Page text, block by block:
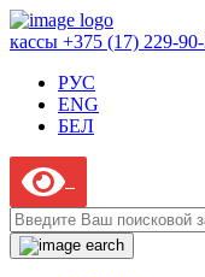
кассы +375 (17) 229-
РУС
ENG
БЕЛ